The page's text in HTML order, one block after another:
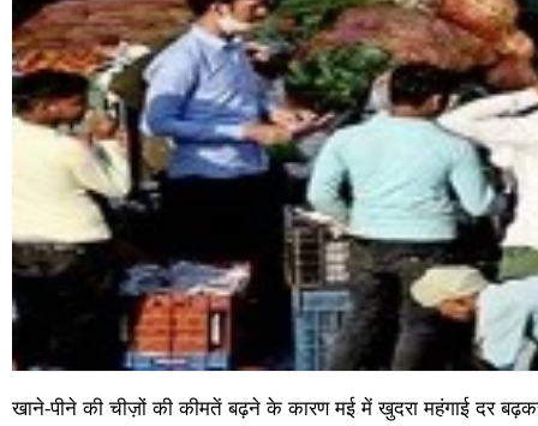
खाने-पीने की चीज़ों की कीमतें बढ़ने के कारण मई में खुदरा महंगाई दर